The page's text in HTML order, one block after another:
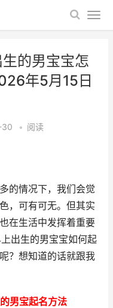
的男宝宝怎
年5月15日
30 • 阅读
的情况下，我们会觉
，可有可无。但其实
在生活中发挥着重要
出生的男宝宝如何起
？想知道的话就跟我
男宝起名方法